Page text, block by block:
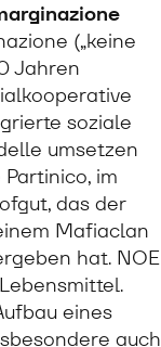
(„keine
Jahren
soziale
umsetzen
im
das der
Mafiaclan
hat. NOE
eines
auch